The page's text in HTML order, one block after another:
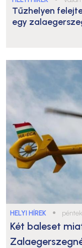
Tűzhelyen
egy
HELYI HÍREK ●
Két baleset